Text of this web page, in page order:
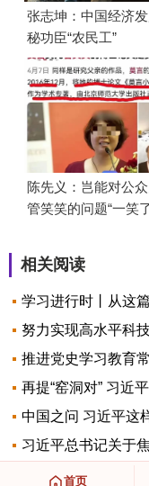
张志坤：中国经济
秘功臣“农民工”
陈先义：岂能对公
管笑笑的问题“一笑
相关阅读
学习进行时丨从这
努力实现高水平科
推进党史学习教育
再提“窑洞对” 习近
中国之问 习近平这
习近平总书记关于
首页